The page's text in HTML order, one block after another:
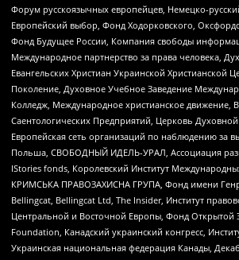
Форум русскоязычных европейцев, Немецко-
Европейский выбор, Фонд Ходорковского,
Фонд Будущее России, Компания свободы
Международное партнерство за права человека,
Евангельских Христиан Украинской Христианской
Поколение, Духовное Учебное Заведение
Колледж, Международное христианское движение,
Саентологических Предприятий, Церковь Духовной
Европейская сеть организаций по наблюдению за
Польша, СВОБОДНЫЙ ИДЕЛЬ-УРАЛ, Ассоциация
IStories fonds, Королевский Институт
КРИМСЬКА ПРАВОЗАХИСНА ГРУПА, Фонд имени
Bellingcat, Bellingcat Ltd, The Insider, Институт
Центральной и Восточной Европы, Фонд Открытой
Foundation, Канадский украинский конгресс,
Украинская национальная федерация Канады,